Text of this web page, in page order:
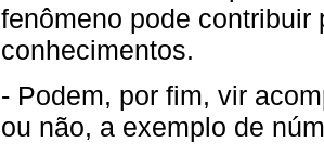
fenômeno pode contribuir
conhecimentos.
- Podem, por fim, vir
ou não, a exemplo de